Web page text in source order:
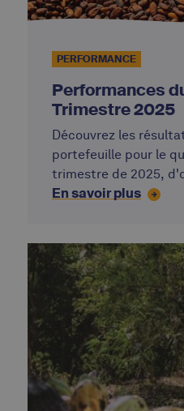
PERFORMANCE
Performances
Trimestre 2025
Découvrez les
portefeuille pour le
trimestre de 2025,
En savoir plus